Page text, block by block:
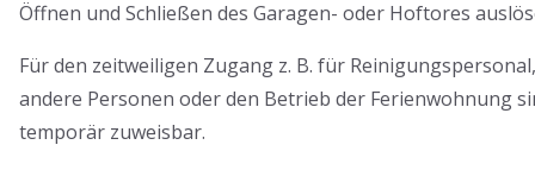
Öffnen und Schließen des Garagen- oder Hoftores
Für den zeitweiligen Zugang z. B. für
andere Personen oder den Betrieb der Ferienwohnung
temporär zuweisbar.